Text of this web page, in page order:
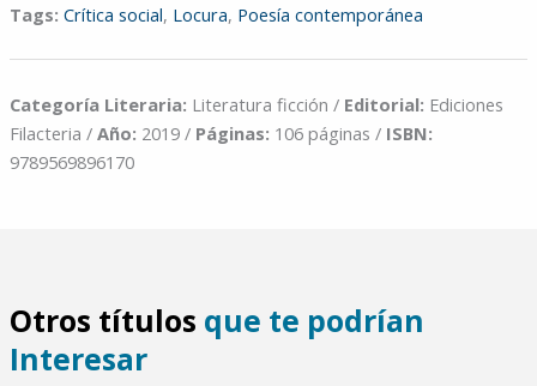
Tags: Crítica social, Locura, Poesía contemporánea
Categoría Literaria: Literatura ficción / Editorial: Ediciones
Filacteria / Año: 2019 / Páginas: 106 páginas / ISBN:
9789569896170
Otros títulos que te podrían
Interesar